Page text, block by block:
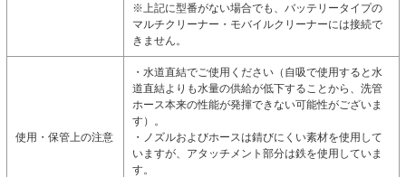
※上記に型番がない場合でも、バッテリータイプの
マルチクリーナー・モバイルクリーナーには接続で
きません。
使用・保管上の注意
・水道直結でご使用ください（自吸で使用すると水
道直結よりも水量の供給が低下することから、洗管
ホース本来の性能が発揮できない可能性がございま
す）。
・ノズルおよびホースは錆びにくい素材を使用して
いますが、アタッチメント部分は鉄を使用していま
す。